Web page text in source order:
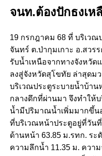
จนท.ต้องปักธงเห
19 กรกฎาคม 68 ที่ บริเว
จันทร์ ต.ป่ากุมเกาะ อ.สวร
รับน้ำเหนือจากทางจังหวั
ลงสู่จังหวัดสุโขทัย ล่าสุดม
บริเวณประตูระบายน้ำบ้า
กลางดึกที่ผ่านมา จึงทำให้
น้ำมีปริมาณน้ำเพิ่มมากขึ้น
ที่บริเวณหน้าประตูอยู่ที่วัน
ด้านหน้า 63.85 ม.รทก. ระ
ความลึกน้ำ 11.35 ม. ควา